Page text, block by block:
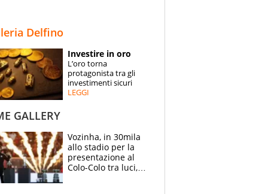
ESPERTI
CONTATTI
Delfino
Investire in oro
L’oro torna
protagonista tra gli
investimenti sicuri
LEGGI
GALLERY
Vozinha, in 30mila
allo stadio per la
presentazione al
Colo-Colo tra luci,